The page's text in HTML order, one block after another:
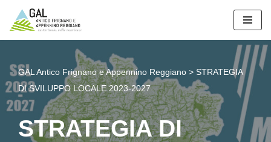
Vai
contenuto
GAL Antico Frignano e Appennino Reggiano > STRATEGIA
DI SVILUPPO LOCALE 2023-2027
STRATEGIA DI